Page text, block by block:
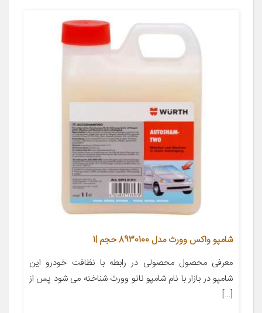
شامپو واکس وورث مدل 8930100 حجم 1l
معرفی محصول محصولی در رابطه با نظافت خودرو این
شامپو در بازار با نام شامپو نانو وورث شناخته می شود پس از
[…]